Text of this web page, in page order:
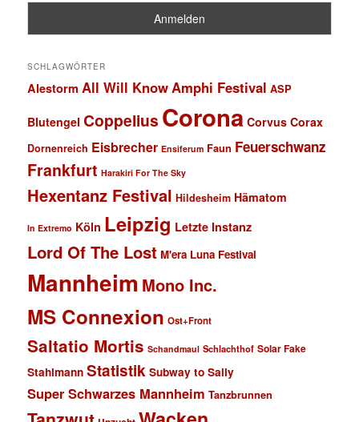
SCHLAGWÖRTER
Alestorm All Will KnowAmphi Festival ASP
Blutengel Coppelius Corona Corvus Corax
Dornenreich Eisbrecher Ensiferum Faun Feuerschwanz
Frankfurt Harakiri For The Sky
Hexentanz Festival Hildesheim Hämatom
In Extremo Köln Leipzig Letzte Instanz
Lord Of The Lost M'era Luna Festival
Mannheim Mono Inc.
MS Connexion Ost+Front
Saltatio Mortis Schandmaul Schlachthof Solar Fake
Stahlmann Statistik Subway to Sally
Super Schwarzes Mannheim Tanzbrunnen